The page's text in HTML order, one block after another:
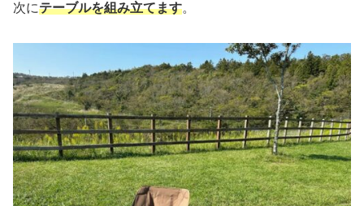
次にテーブルを組み立てます。